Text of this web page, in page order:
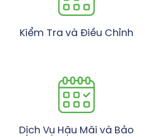
Kiểm Tra và Điều Chỉnh
Dịch Vụ Hậu Mãi và Bảo